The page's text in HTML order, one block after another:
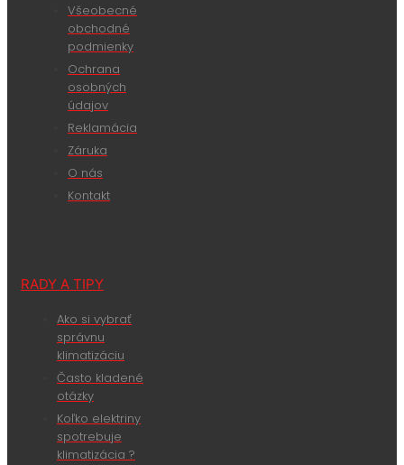
Všeobecné
obchodné
podmienky
Ochrana
osobných
údajov
Reklamácia
Záruka
O nás
Kontakt
RADY A TIPY
Ako si vybrať
správnu
klimatizáciu
Často kladené
otázky
Koľko elektriny
spotrebuje
klimatizácia ?